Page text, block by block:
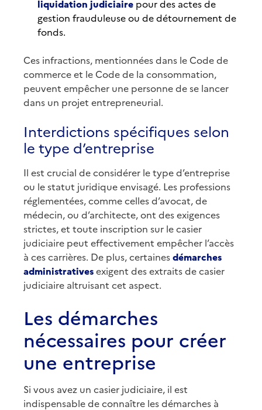
liquidation judiciaire pour des actes de
gestion frauduleuse ou de détournement de
fonds.
Ces infractions, mentionnées dans le Code de
commerce et le Code de la consommation,
peuvent empêcher une personne de se lancer
dans un projet entrepreneurial.
Interdictions spécifiques selon
le type d’entreprise
Il est crucial de considérer le type d’entreprise
ou le statut juridique envisagé. Les professions
réglementées, comme celles d’avocat, de
médecin, ou d’architecte, ont des exigences
strictes, et toute inscription sur le casier
judiciaire peut effectivement empêcher l’accès
à ces carrières. De plus, certainesdémarches
administrativesexigent des extraits de casier
judiciaire altruisant cet aspect.
Les démarches
nécessaires pour créer
une entreprise
Si vous avez un casier judiciaire, il est
indispensable de connaître les démarches à